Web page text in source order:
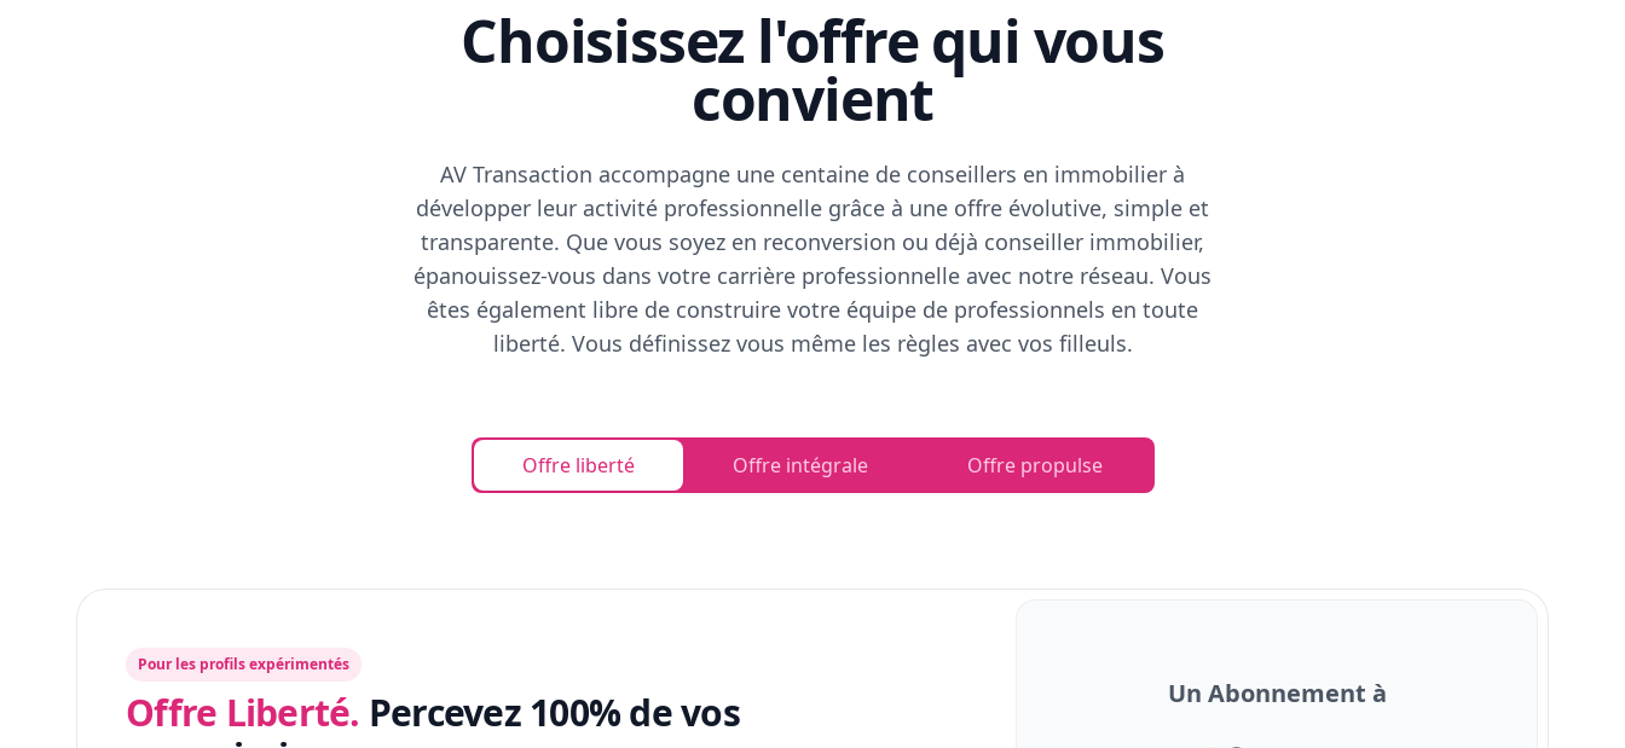
Choisissez l'offre qui vous
convient
AV Transaction accompagne une centaine de conseillers en immobilier à
développer leur activité professionnelle grâce à une offre évolutive, simple et
transparente. Que vous soyez en reconversion ou déjà conseiller immobilier,
épanouissez-vous dans votre carrière professionnelle avec notre réseau. Vous
êtes également libre de construire votre équipe de professionnels en toute
liberté. Vous définissez vous même les règles avec vos filleuls.
Offre liberté Offre intégrale Offre propulse
Pour les profils expérimentés
Offre Liberté. Percevez 100% de vos
Un Abonnement à